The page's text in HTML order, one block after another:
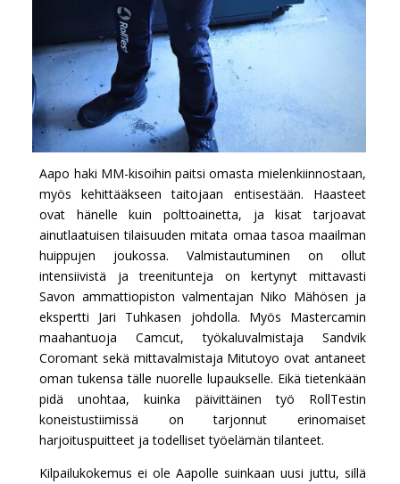
Aapo haki MM-kisoihin paitsi omasta mielenkiinnostaan,
myös kehittääkseen taitojaan entisestään. Haasteet
ovat hänelle kuin polttoainetta, ja kisat tarjoavat
ainutlaatuisen tilaisuuden mitata omaa tasoa maailman
huippujen joukossa. Valmistautuminen on ollut
intensiivistä ja treenitunteja on kertynyt mittavasti
Savon ammattiopiston valmentajan Niko Mähösen ja
ekspertti Jari Tuhkasen johdolla. Myös Mastercamin
maahantuoja Camcut, työkaluvalmistaja Sandvik
Coromant sekä mittavalmistaja Mitutoyo ovat antaneet
oman tukensa tälle nuorelle lupaukselle. Eikä tietenkään
pidä unohtaa, kuinka päivittäinen työ RollTestin
koneistustiimissä on tarjonnut erinomaiset
harjoituspuitteet ja todelliset työelämän tilanteet.
Kilpailukokemus ei ole Aapolle suinkaan uusi juttu, sillä